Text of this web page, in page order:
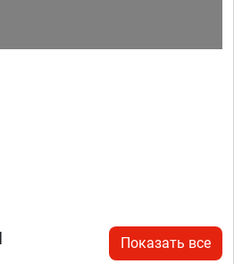
Показать все